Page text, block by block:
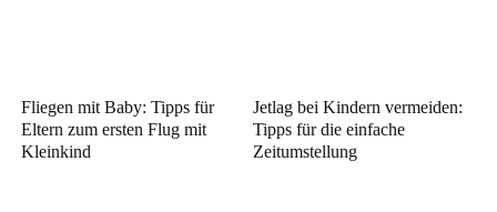
Fliegen mit Baby: Tipps für
Eltern zum ersten Flug mit
Kleinkind
Jetlag bei Kindern vermeiden:
Tipps für die einfache
Zeitumstellung